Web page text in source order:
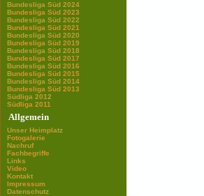
Bundesliga Süd 2024
Bundesliga Süd 2023
Bundesliga Süd 2022
Bundesliga Süd 2021
Bundesliga Süd 2020
Bundesliga Süd 2019
Bundesliga Süd 2018
Bundesliga Süd 2017
Bundesliga Süd 2016
Bundesliga Süd 2015
Bundesliga Süd 2014
Bundesliga Süd 2013
Südliga 2012
Südliga 2011
Allgemein
Unser Heimplatz
Fotogalerie
Nachruf
Fachbegriffe
Links
Video
Kontakt
Impressum
Datenschutz